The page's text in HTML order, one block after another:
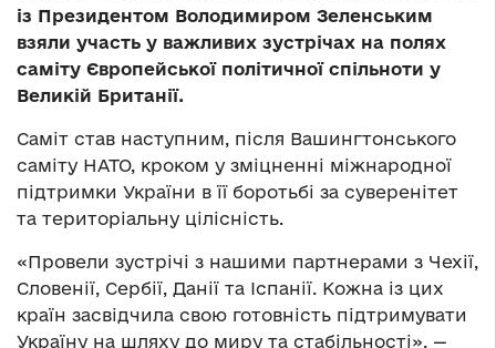
із Президентом Володимиром Зеленським
взяли участь у важливих зустрічах на полях
саміту Європейської політичної спільноти у
Великій Британії.
Саміт став наступним, після Вашингтонського
саміту НАТО, кроком у зміцненні міжнародної
підтримки України в її боротьбі за суверенітет
та територіальну цілісність.
«Провели зустрічі з нашими партнерами з Чехії,
Словенії, Сербії, Данії та Іспанії. Кожна із цих
країн засвідчила свою готовність підтримувати
Україну на шляху до миру та стабільності», —